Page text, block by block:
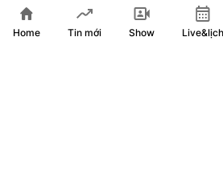
Home Tin mới Show Live&lịch